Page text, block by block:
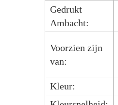
Gedrukt
Ambacht:
Voorzien zijn
van:
Kleur: